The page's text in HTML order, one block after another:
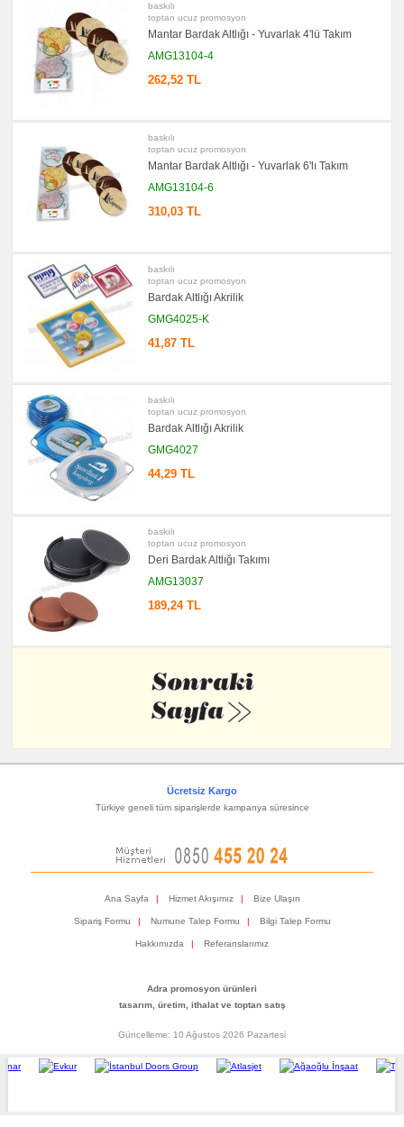
baskılı
toptan ucuz promosyon
Mantar Bardak Altlığı - Yuvarlak 4'lü Takım
AMG13104-4
262,52 TL
baskılı
toptan ucuz promosyon
Mantar Bardak Altlığı - Yuvarlak 6'lı Takım
AMG13104-6
310,03 TL
baskılı
toptan ucuz promosyon
Bardak Altlığı Akrilik
GMG4025-K
41,87 TL
baskılı
toptan ucuz promosyon
Bardak Altlığı Akrilik
GMG4027
44,29 TL
baskılı
toptan ucuz promosyon
Deri Bardak Altlığı Takımı
AMG13037
189,24 TL
promosyon
Diğer
Ürünler
Ücretsiz Kargo
Türkiye geneli tüm siparişlerde kampanya süresince
Ana Sayfa | Hizmet Akışımız | Bize Ulaşın
Sipariş Formu | Numune Talep Formu | Bilgi Talep Formu
Hakkımızda | Referanslarımız
Adra promosyon ürünleri
tasarım, üretim, ithalat ve toptan satış
Güncelleme: 10 Ağustos 2026 Pazartesi